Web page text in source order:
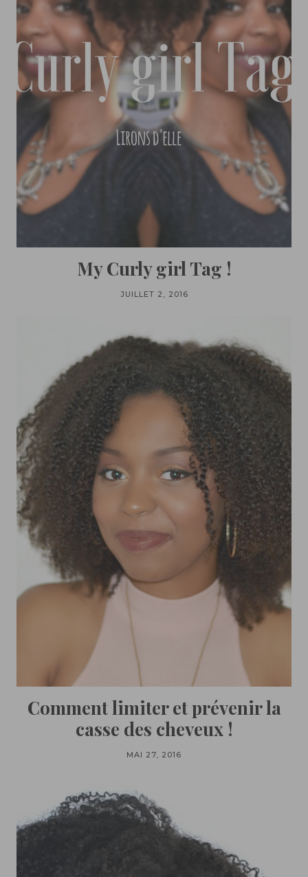
My Curly girl Tag !
JUILLET 2, 2016
Comment limiter et prévenir la
casse des cheveux !
MAI 27, 2016